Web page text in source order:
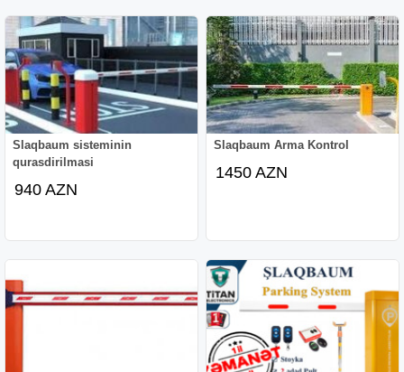
Slaqbaum sisteminin
qurasdirilmasi
940 AZN
Slaqbaum Arma Kontrol
1450 AZN